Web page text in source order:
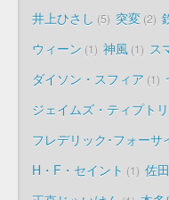
井上ひさし 5 突変 2
ウィーン 1 神風 1 ス
ダイソン・スフィア 1
ジェイムズ・ティプト
フレデリック･フォーサ
H・F・セイント 1 佐